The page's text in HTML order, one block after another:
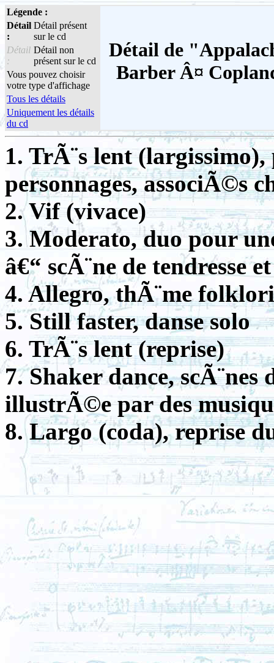
Légende :
Détail de
Barber Â¤
Détail
:
Détail présent
sur le cd
Détail
:
Détail non
présent sur le cd
Vous pouvez choisir
votre type d'affichage
Tous les détails
Uniquement les détails
du cd
1. TrÃ¨s lent
personnages, associÃ©s
2. Vif (vivace)
3. Moderato, duo pour
â€“ scÃ¨ne de tendresse
4. Allegro, thÃ¨me
5. Still faster, danse solo
6. TrÃ¨s lent (reprise)
7. Shaker dance,
illustrÃ©e par des
8. Largo (coda), reprise